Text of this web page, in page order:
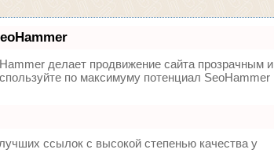
делает продвижение сайта прозрачным и
по максимуму потенциал SeoHammer
ссылок с высокой степенью качества у